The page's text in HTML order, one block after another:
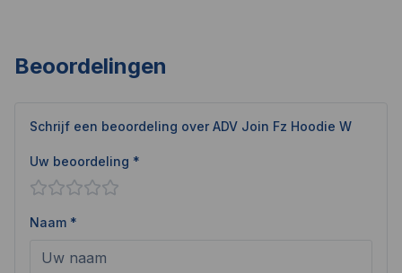
Beoordelingen
Schrijf een beoordeling over ADV Join Fz Hoodie W
Uw beoordeling *
Naam *